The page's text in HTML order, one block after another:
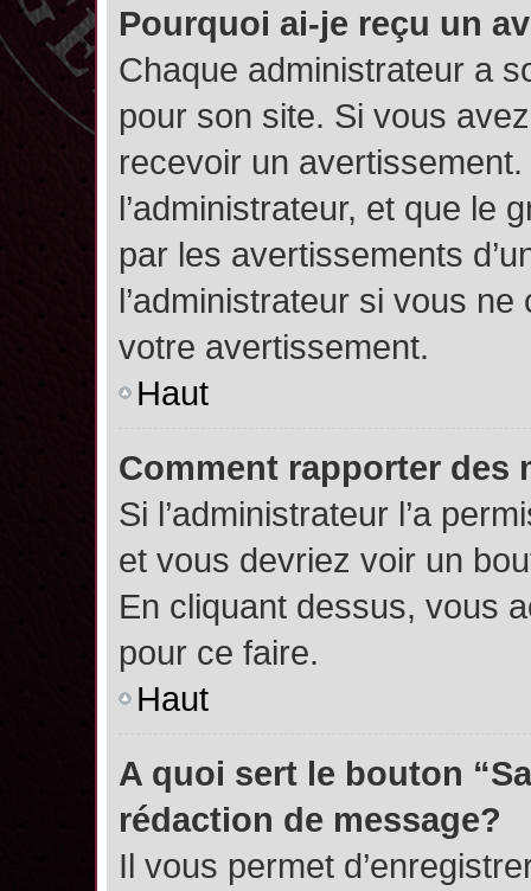
Pourquoi ai-je reçu un
Chaque administrateur a
pour son site. Si vous
recevoir un
l’administrateur, et que le
par les avertissements
l’administrateur si vous
votre avertissement.
Haut
Comment rapporter des
Si l’administrateur l’a
et vous devriez voir un
En cliquant dessus, vous
pour ce faire.
Haut
A quoi sert le bouton
rédaction de message?
Il vous permet